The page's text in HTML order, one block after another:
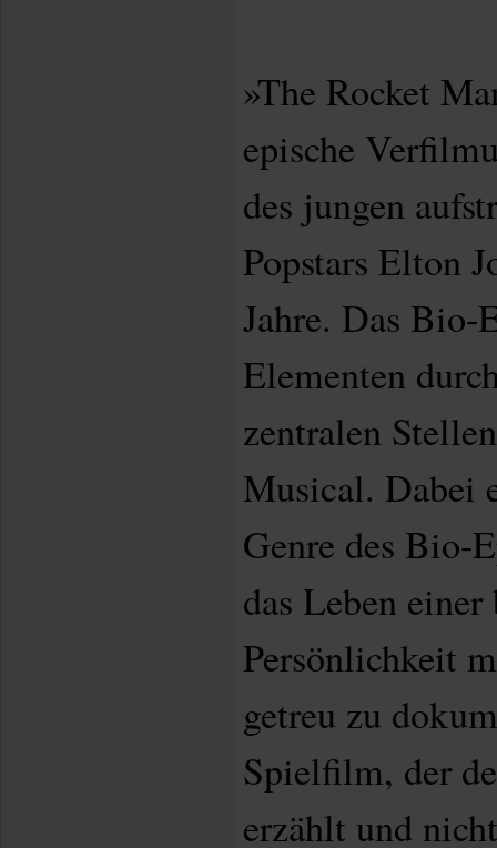
»The Rocket
epische
des jungen
Popstars Elton
Jahre. Das Bio-
Elementen
zentralen
Musical. Dabei
Genre des Bio-
das Leben
Persönlichkeit
getreu zu
Spielfilm, der
erzählt und